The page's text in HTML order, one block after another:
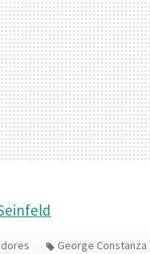
George Constanza